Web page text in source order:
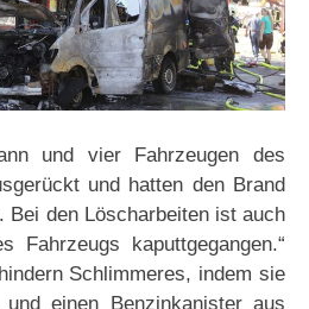
und vier Fahrzeugen des
und hatten den Brand
Bei den Löscharbeiten ist auch
Fahrzeugs kaputtgegangen.“
Schlimmeres, indem sie
einen Benzinkanister aus